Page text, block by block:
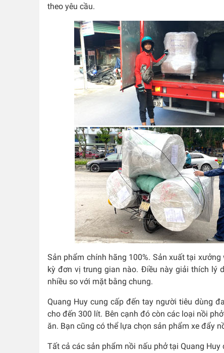
theo yêu cầu.
Sản phẩm chính hãng 100%. Sản xuất tại
kỳ đơn vị trung gian nào. Điều này giải thích lý
nhiều so với mặt bằng chung.
Quang Huy cung cấp đến tay người tiêu dùng
cho đến 300 lít. Bên cạnh đó còn các loại nồi
ăn. Bạn cũng có thể lựa chọn sản phẩm xe đẩy
Tất cả các sản phẩm nồi nấu phở tại Quang